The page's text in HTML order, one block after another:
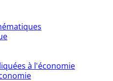
à l'économie